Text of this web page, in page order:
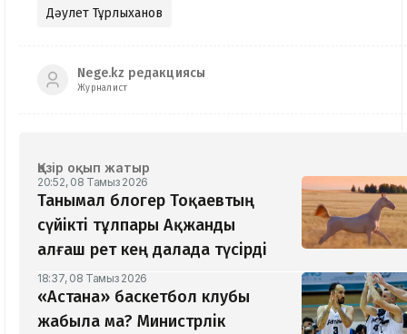
Дәулет Тұрлыханов
Nege.kz редакциясы
Журналист
Қазір оқып жатыр
20:52, 08 Тамыз 2026
Танымал блогер Тоқаевтың
сүйікті тұлпары Ақжанды
алғаш рет кең далада түсірді
18:37, 08 Тамыз 2026
«Астана» баскетбол клубы
жабыла ма? Министрлік